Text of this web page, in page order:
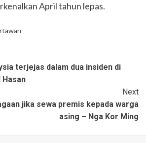
April tahun lepas.
terjejas dalam dua insiden di
Hasan
Next
jika sewa premis kepada warga
asing – Nga Kor Ming